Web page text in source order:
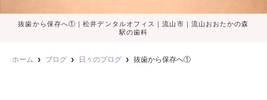
抜歯から保存へ①｜松井デンタルオフィス｜流山市｜流山おおたかの森
駅の歯科
ホーム ブログ 日々のブログ 抜歯から保存へ①